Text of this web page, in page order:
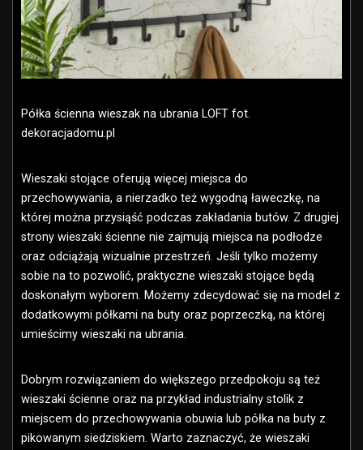
Półka ścienna wieszak na ubrania LOFT fot.
dekoracjadomu.pl
Wieszaki stojące oferują więcej miejsca do
przechowywania, a nierzadko też wygodną ławeczkę, na
której można przysiąść podczas zakładania butów. Z drugiej
strony wieszaki ścienne nie zajmują miejsca na podłodze
oraz odciążają wizualnie przestrzeń. Jeśli tylko możemy
sobie na to pozwolić, praktyczne wieszaki stojące będą
doskonałym wyborem. Możemy zdecydować się na model z
dodatkowymi półkami na buty oraz poprzeczką, na której
umieścimy wieszaki na ubrania.
Dobrym rozwiązaniem do większego przedpokoju są też
wieszaki ścienne oraz na przykład industrialny stolik z
miejscem do przechowywania obuwia lub półka na buty z
pikowanym siedziskiem. Warto zaznaczyć, że wieszaki